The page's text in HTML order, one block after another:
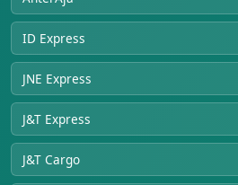
ID Express
JNE Express
J&T Express
J&T Cargo